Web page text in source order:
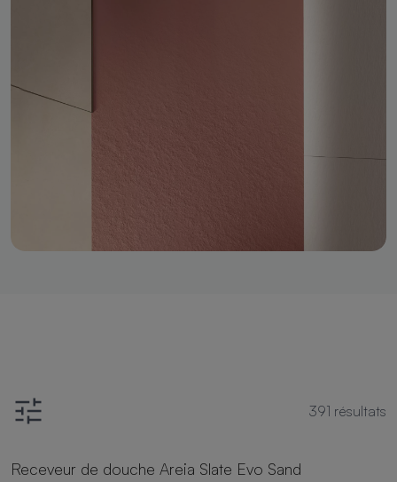
391 résultats
23 tailles
Receveur de douche Areia Slate Evo Sand